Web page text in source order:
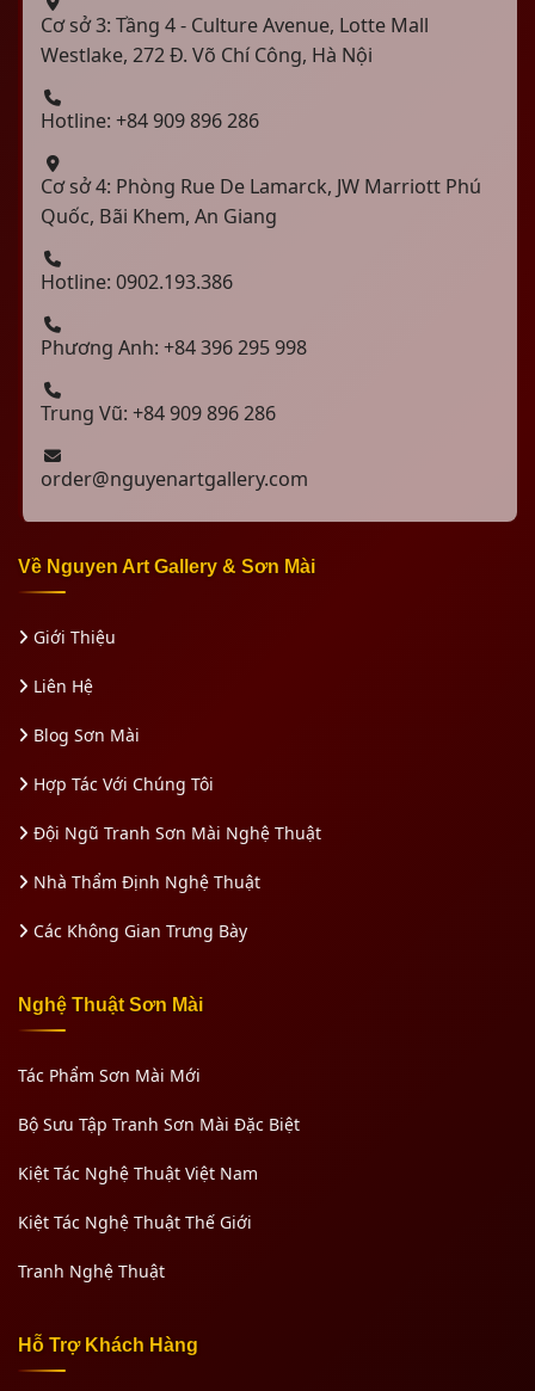
Cơ sở 3: Tầng 4 - Culture Avenue, Lotte Mall
Westlake, 272 Đ. Võ Chí Công, Hà Nội
Hotline: +84 909 896 286
Cơ sở 4: Phòng Rue De Lamarck, JW Marriott Phú
Quốc, Bãi Khem, An Giang
Hotline: 0902.193.386
Phương Anh: +84 396 295 998
Trung Vũ: +84 909 896 286
order@nguyenartgallery.com
Về Nguyen Art Gallery & Sơn Mài
Giới Thiệu
Liên Hệ
Blog Sơn Mài
Hợp Tác Với Chúng Tôi
Đội Ngũ Tranh Sơn Mài Nghệ Thuật
Nhà Thẩm Định Nghệ Thuật
Các Không Gian Trưng Bày
Nghệ Thuật Sơn Mài
Tác Phẩm Sơn Mài Mới
Bộ Sưu Tập Tranh Sơn Mài Đặc Biệt
Kiệt Tác Nghệ Thuật Việt Nam
Kiệt Tác Nghệ Thuật Thế Giới
Tranh Nghệ Thuật
Hỗ Trợ Khách Hàng